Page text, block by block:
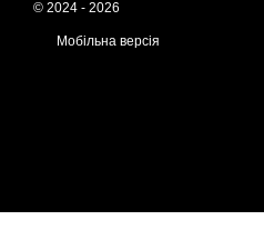
© 2024 - 2026
Мобільна версія